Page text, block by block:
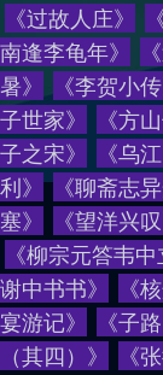
《过故人庄》
南逢李龟年》 《
暑》 《李贺小传
子世家》 《方
子之宋》 《乌
利》 《聊斋志
塞》 《望洋兴叹
《柳宗元答韦
谢中书书》 《
宴游记》 《子
（其四） 》 《